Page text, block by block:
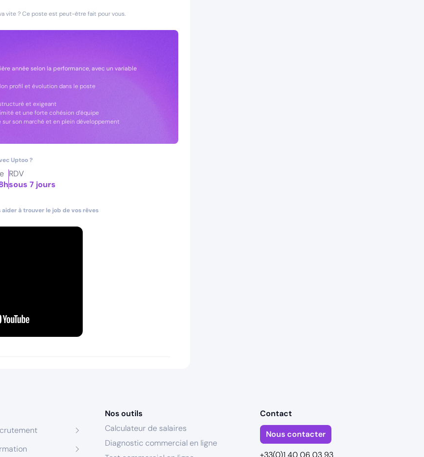
vite ? Ce poste est peut-être fait pour vous.
année selon la performance, avec un variable
profil et évolution dans le poste
et exigeant
et une forte cohésion d’équipe
son marché et en plein développement
Uptoo ?
RDV
sous 7 jours
à trouver le job de vos rêves
Nos outils
Calculateur de salaires
Diagnostic commercial en ligne
Contact
Nous contacter
+33(0)1 40 06 03 93